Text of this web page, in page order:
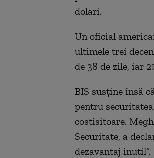
dolari.
Un oficial
ultimele trei
de 38 de zile, iar
BIS susţine însă
pentru
costisitoare.
Securitate, a
dezavantaj inutil”.